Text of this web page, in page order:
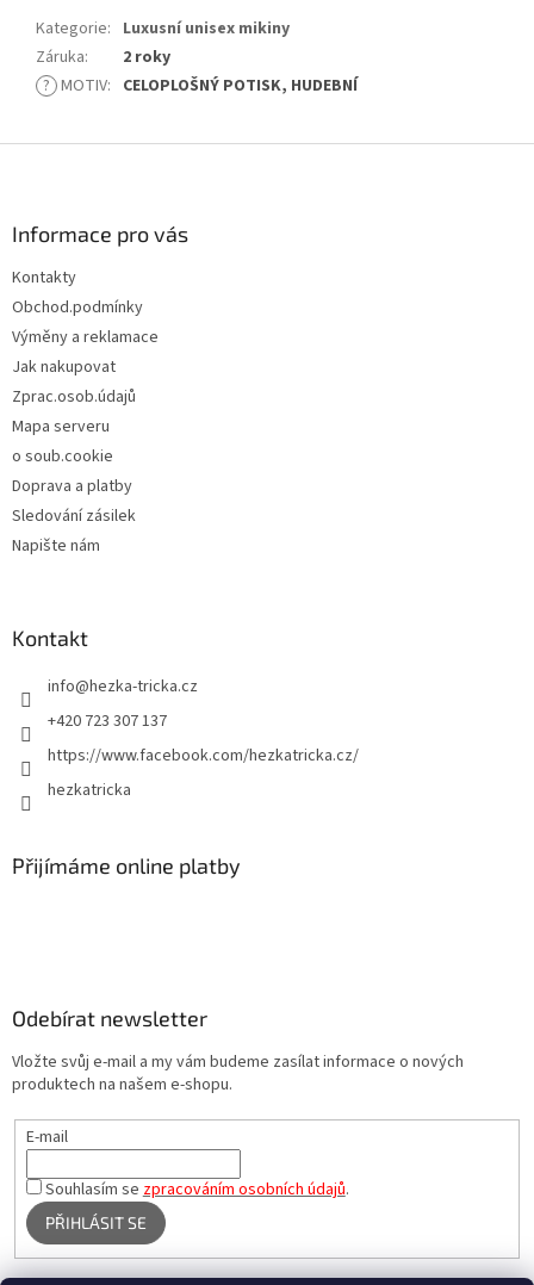
Kategorie: Luxusní unisex mikiny
Záruka:
2 roky
? MOTIV: CELOPLOŠNÝ POTISK, HUDEBNÍ
Informace pro vás
Kontakty
Obchod.podmínky
Výměny a reklamace
Jak nakupovat
Zprac.osob.údajů
Mapa serveru
o soub.cookie
Doprava a platby
Sledování zásilek
Napište nám
Kontakt
info@hezka-tricka.cz
+420 723 307 137
https://www.facebook.com/hezkatricka.cz/
hezkatricka
Přijímáme online platby
Odebírat newsletter
Vložte svůj e-mail a my vám budeme zasílat informace o nových
produktech na našem e-shopu.
E-mail
Souhlasím sezpracováním osobních údajů.
PŘIHLÁSIT SE